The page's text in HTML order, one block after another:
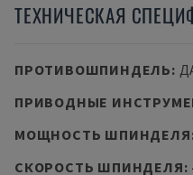
ТЕХНИЧЕСКАЯ
ПРОТИВОШПИНДЕЛЬ:
ПРИВОДНЫЕ
МОЩНОСТЬ ШПИНДЕЛЯ
СКОРОСТЬ ШПИНДЕЛЯ: